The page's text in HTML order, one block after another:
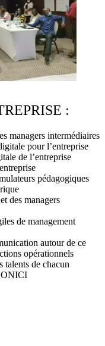
:
managers intermédiaires
pour l’entreprise
de l’entreprise
pédagogiques
des managers
de management
autour de ce
opérationnels
talents de chacun